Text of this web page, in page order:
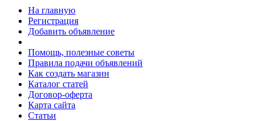
На главную
Регистрация
Добавить объявление
Помощь, полезные советы
Правила подачи объявлений
Как создать магазин
Каталог статей
Договор-оферта
Карта сайта
Статьи